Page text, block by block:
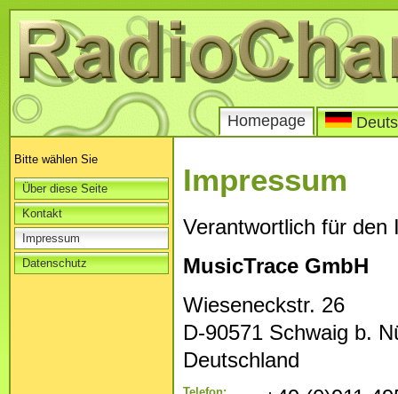
Homepage
Impressum
Verantwortlich für den
MusicTrace GmbH
Wieseneckstr. 26
D-90571 Schwaig b.
Deutschland
Bitte wählen Sie
Über diese Seite
Kontakt
Impressum
Datenschutz